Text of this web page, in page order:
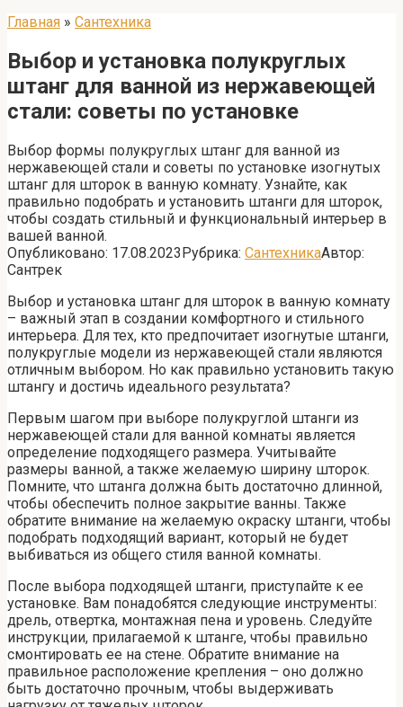
Главная » Сантехника
Выбор и установка полукруглых
штанг для ванной из нержавеющей
стали: советы по установке
Выбор формы полукруглых штанг для ванной из
нержавеющей стали и советы по установке изогнутых
штанг для шторок в ванную комнату. Узнайте, как
правильно подобрать и установить штанги для шторок,
чтобы создать стильный и функциональный интерьер в
вашей ванной.
Опубликовано: 17.08.2023Рубрика: СантехникаАвтор:
Сантрек
Выбор и установка штанг для шторок в ванную комнату
– важный этап в создании комфортного и стильного
интерьера. Для тех, кто предпочитает изогнутые штанги,
полукруглые модели из нержавеющей стали являются
отличным выбором. Но как правильно установить такую
штангу и достичь идеального результата?
Первым шагом при выборе полукруглой штанги из
нержавеющей стали для ванной комнаты является
определение подходящего размера. Учитывайте
размеры ванной, а также желаемую ширину шторок.
Помните, что штанга должна быть достаточно длинной,
чтобы обеспечить полное закрытие ванны. Также
обратите внимание на желаемую окраску штанги, чтобы
подобрать подходящий вариант, который не будет
выбиваться из общего стиля ванной комнаты.
После выбора подходящей штанги, приступайте к ее
установке. Вам понадобятся следующие инструменты:
дрель, отвертка, монтажная пена и уровень. Следуйте
инструкции, прилагаемой к штанге, чтобы правильно
смонтировать ее на стене. Обратите внимание на
правильное расположение крепления – оно должно
быть достаточно прочным, чтобы выдерживать